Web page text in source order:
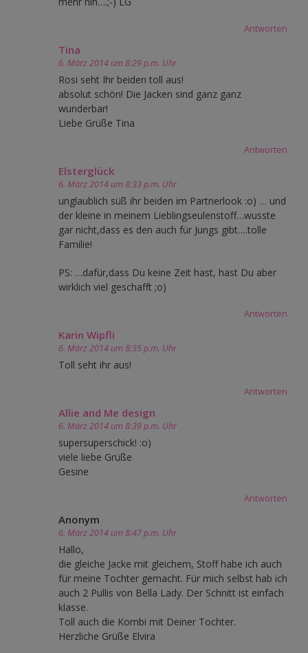
Antworten
Tina
6. März 2014 um 8:29 p.m. Uhr
Rosi seht Ihr beiden toll aus!
absolut schön! Die Jacken sind ganz ganz
wunderbar!
Liebe Grüße Tina
Antworten
Elsterglück
6. März 2014 um 8:33 p.m. Uhr
unglaublich süß ihr beiden im Partnerlook :o) … und
der kleine in meinem Lieblingseulenstoff…wusste
gar nicht,dass es den auch für Jungs gibt….tolle
Familie!
PS: …dafür,dass Du keine Zeit hast, hast Du aber
wirklich viel geschafft ;o)
Antworten
Karin Wipfli
6. März 2014 um 8:35 p.m. Uhr
Toll seht ihr aus!
Antworten
Allie and Me design
6. März 2014 um 8:39 p.m. Uhr
supersuperschick! :o)
viele liebe Grüße
Gesine
Antworten
Anonym
6. März 2014 um 8:47 p.m. Uhr
Hallo,
die gleiche Jacke mit gleichem, Stoff habe ich auch
für meine Tochter gemacht. Für mich selbst hab ich
auch 2 Pullis von Bella Lady. Der Schnitt ist einfach
klasse.
Toll auch die Kombi mit Deiner Tochter.
Herzliche Grüße Elvira